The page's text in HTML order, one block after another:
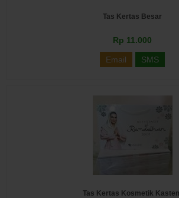
Tas Kertas Besar
Rp 11.000
Email SMS
Tas Kertas Kosmetik